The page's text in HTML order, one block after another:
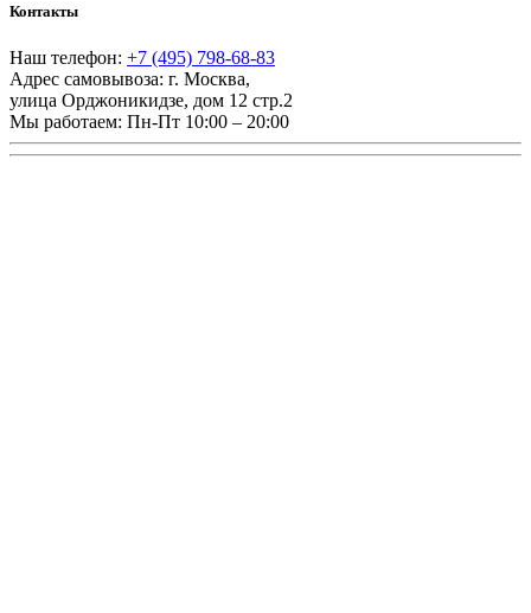
Контакты
Наш телефон: +7 (495) 798-68-83
Адрес самовывоза: г. Москва,
улица Орджоникидзе, дом 12 стр.2
Мы работаем: Пн-Пт 10:00 – 20:00